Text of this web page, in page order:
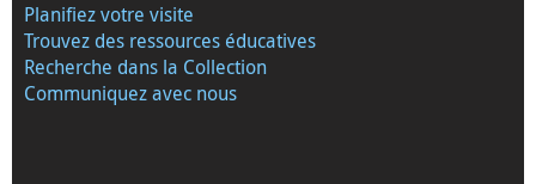
Planifiez votre visite
Trouvez des ressources éducatives
Recherche dans la Collection
Communiquez avec nous